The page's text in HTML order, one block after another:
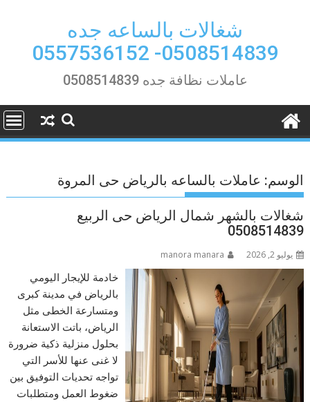
شغالات بالساعه جده
0508514839- 0557536152
عاملات نظافة جده 0508514839
الوسم: عاملات بالساعه بالرياض حى المروة
شغالات بالشهر شمال الرياض حى الربيع
0508514839
يوليو 2, 2026 manora manara
خادمة للإيجار اليومي
بالرياض في مدينة كبرى
ومتسارعة الخطى مثل
الرياض، باتت الاستعانة
بحلول منزلية ذكية ضرورة
لا غنى عنها للأسر التي
تواجه تحديات التوفيق بين
ضغوط العمل ومتطلبات